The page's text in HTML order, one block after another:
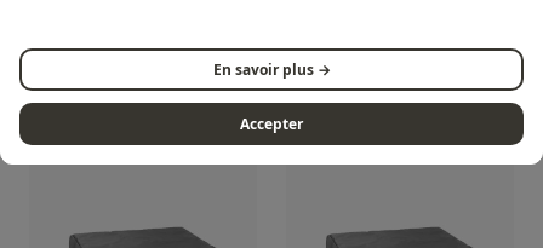
Premium und Origin
Hülle für Premium Cart
und Origin
En savoir plus →
Accepter